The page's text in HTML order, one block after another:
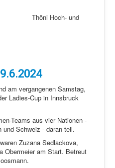
Hoch- und
am vergangenen Samstag,
Ladies-Cup in Innsbruck
Teams aus vier Nationen -
und Schweiz - daran teil.
Zuzana Sedlackova,
Obermeier am Start. Betreut